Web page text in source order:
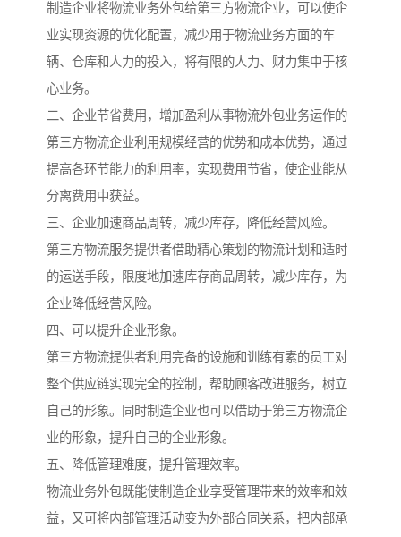
制造企业将物流业务外包给第三方物流企业，可以使企
业实现资源的优化配置，减少用于物流业务方面的车
辆、仓库和人力的投入，将有限的人力、财力集中于核
心业务。
二、企业节省费用，增加盈利从事物流外包业务运作的
第三方物流企业利用规模经营的优势和成本优势，通过
提高各环节能力的利用率，实现费用节省，使企业能从
分离费用中获益。
三、企业加速商品周转，减少库存，降低经营风险。
第三方物流服务提供者借助精心策划的物流计划和适时
的运送手段，限度地加速库存商品周转，减少库存，为
企业降低经营风险。
四、可以提升企业形象。
第三方物流提供者利用完备的设施和训练有素的员工对
整个供应链实现完全的控制，帮助顾客改进服务，树立
自己的形象。同时制造企业也可以借助于第三方物流企
业的形象，提升自己的企业形象。
五、降低管理难度，提升管理效率。
物流业务外包既能使制造企业享受管理带来的效率和效
益，又可将内部管理活动变为外部合同关系，把内部承